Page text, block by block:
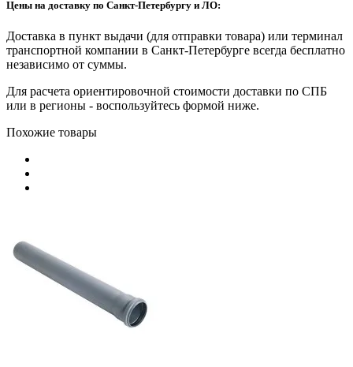
Цены на доставку по Санкт-Петербургу и ЛО:
Доставка в пункт выдачи (для отправки товара) или терминал
транспортной компании в Санкт-Петербурге всегда бесплатно
независимо от суммы.
Для расчета ориентировочной стоимости доставки по СПБ
или в регионы - воспользуйтесь формой ниже.
Похожие товары